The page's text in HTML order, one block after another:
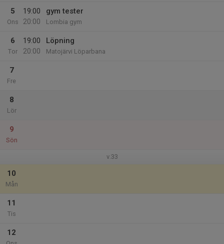
5
Ons
19:00
20:00
gym tester
Lombia gym
6
Tor
19:00
20:00
Löpning
Matojärvi Löparbana
7
Fre
8
Lör
9
Sön
v.33
10
Mån
11
Tis
12